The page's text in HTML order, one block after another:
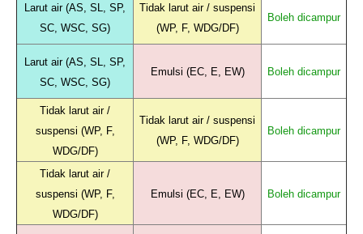
Larut air (AS, SL, SP,
SC, WSC, SG)
Tidak larut air / suspensi
(WP, F, WDG/DF)
Boleh dicampur
Larut air (AS, SL, SP,
SC, WSC, SG)
Emulsi (EC, E, EW) Boleh dicampur
Tidak larut air /
suspensi (WP, F,
WDG/DF)
Tidak larut air / suspensi
(WP, F, WDG/DF)
Boleh dicampur
Tidak larut air /
suspensi (WP, F,
WDG/DF)
Emulsi (EC, E, EW) Boleh dicampur